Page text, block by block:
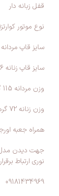
قفل زبانه دار
نوع موتور
سایز قاپ مردانه 42 میلیمتر
سایز قاپ زنانه 26 میلیمتر
وزن مردانه 115 گرم
وزن زنانه 72 گرم
همراه جعبه
جهت دیدن مدل
نوری ارتباط
09181434969